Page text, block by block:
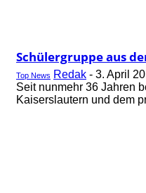
Schülergruppe aus
Top News Redak - 3. April
Seit nunmehr 36 Jahren
Kaiserslautern und dem